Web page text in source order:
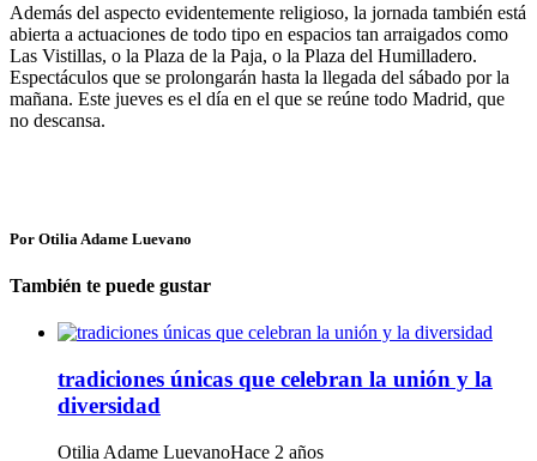
Además del aspecto evidentemente religioso, la jornada también está
abierta a actuaciones de todo tipo en espacios tan arraigados como
Las Vistillas, o la Plaza de la Paja, o la Plaza del Humilladero.
Espectáculos que se prolongarán hasta la llegada del sábado por la
mañana. Este jueves es el día en el que se reúne todo Madrid, que
no descansa.
Por Otilia Adame Luevano
También te puede gustar
tradiciones únicas que celebran la unión y la
diversidad
Otilia Adame LuevanoHace 2 años